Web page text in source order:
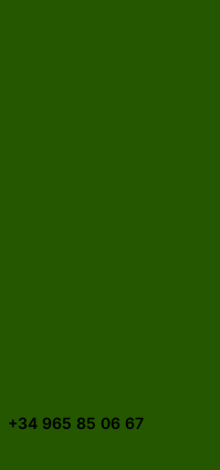
+34 965 85 06 67